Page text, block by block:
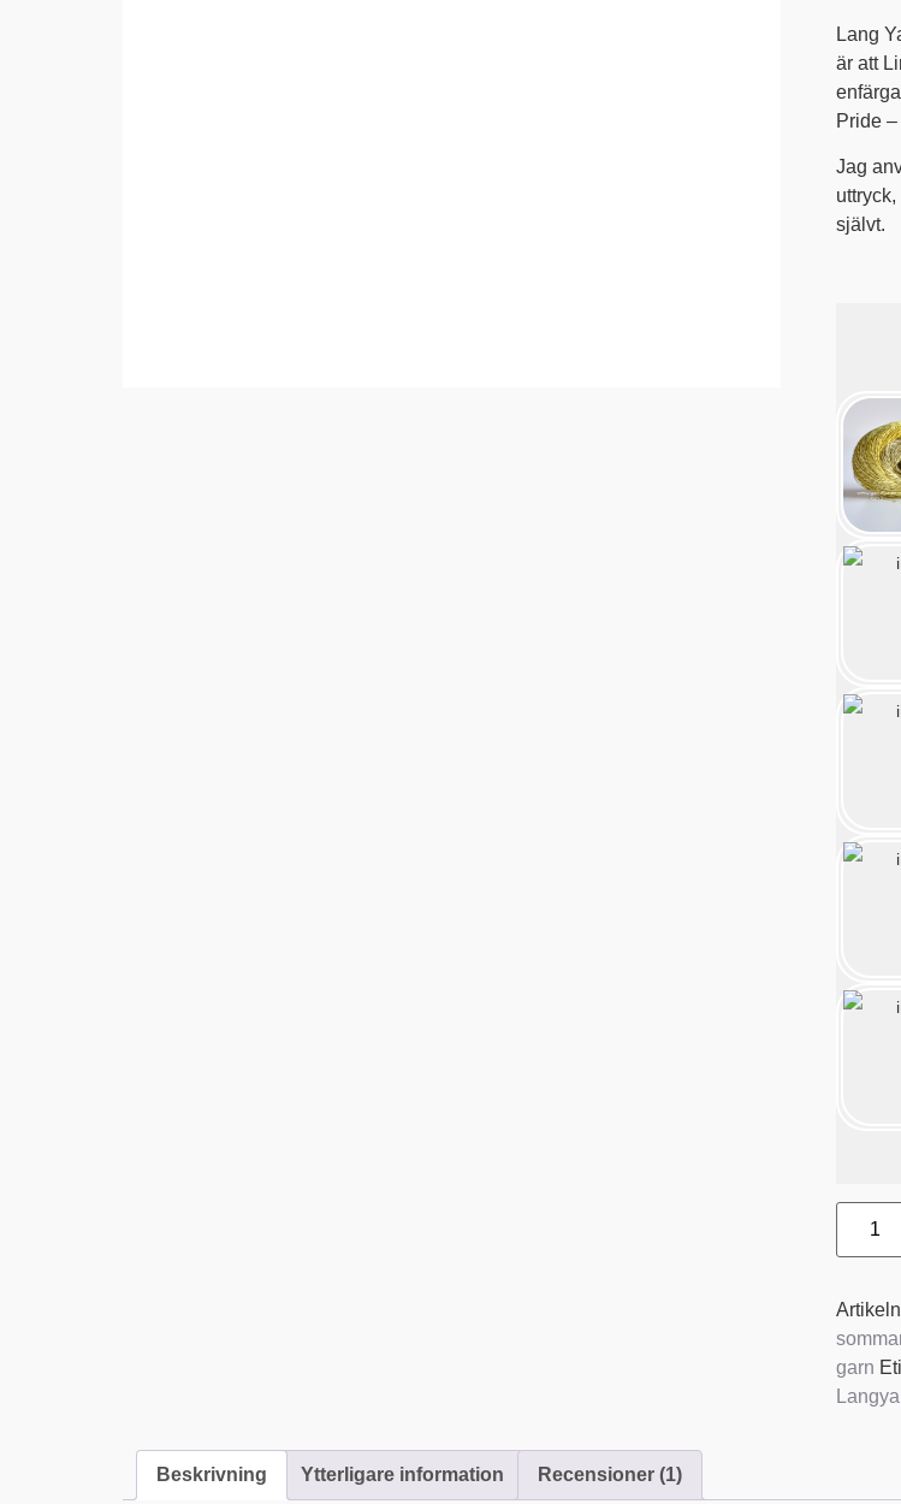
Lang
är att
Pride
Jag
självt.
garn
Beskrivning Ytterligare information Recensioner (1)